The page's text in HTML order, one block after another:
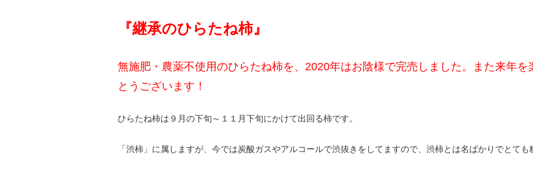
『継承のひらたね柿』
無施肥・農薬不使用のひらたね柿を、2020年はお陰様で完売しました。また来年
とうございます！
ひらたね柿は９月の下旬～１１月下旬にかけて出回る柿です。
「渋柿」に属しますが、今では炭酸ガスやアルコールで渋抜きをしてますので、渋柿とは名ばかりでとても